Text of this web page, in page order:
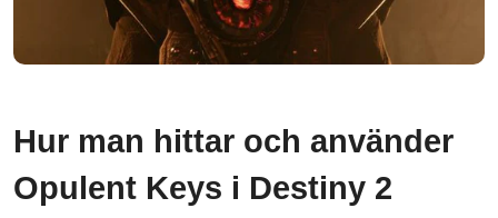
Hur man hittar och använder
Opulent Keys i Destiny 2